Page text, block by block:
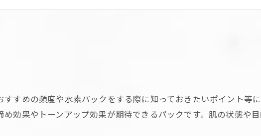
すすめの頻度や水素パックをする際に知っておきたいポイント等
め効果やトーンアップ効果が期待できるパックです。肌の状態や